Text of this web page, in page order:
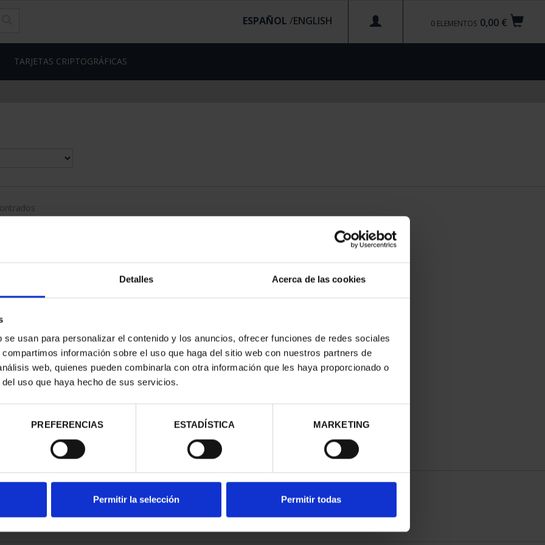
Detalles Acerca de las cookies
usan para personalizar el contenido y los anuncios, ofrecer funciones de redes sociales
información sobre el uso que haga del sitio web con nuestros partners de
web, quienes pueden combinarla con otra información que les haya proporcionado o
uso que haya hecho de sus servicios.
PREFERENCIAS ESTADÍSTICA MARKETING
Permitir la selección Permitir todas
0,00 €
0 ELEMENTOS
ESPAÑOL /
TARJETAS CRIPTOGRÁFICAS
PROVINCIA